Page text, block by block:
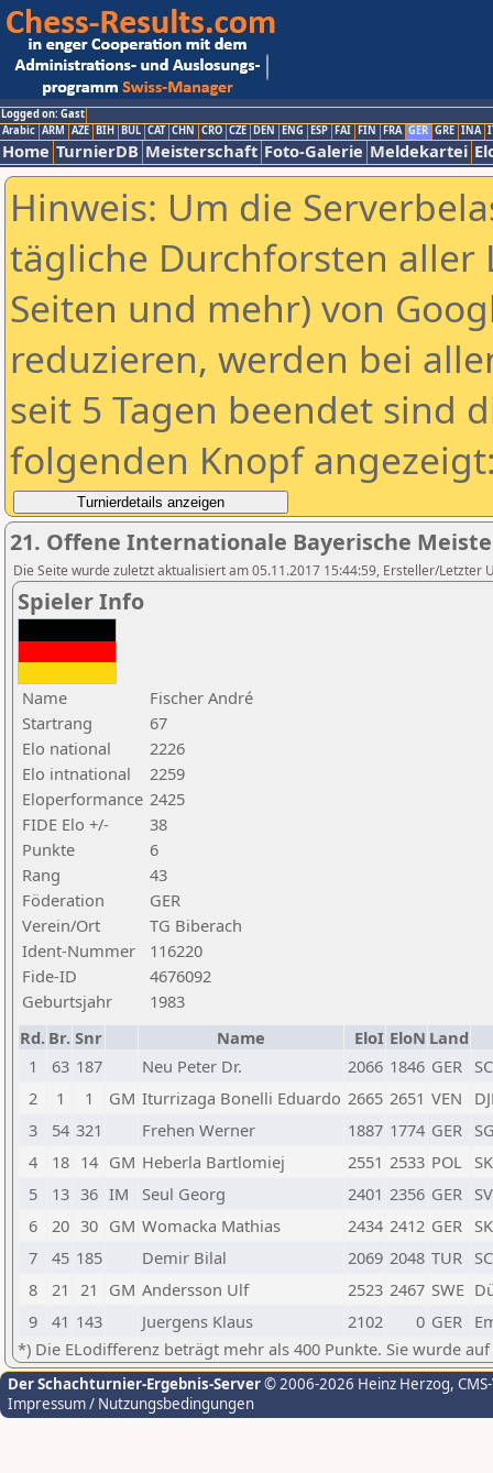
Logged on: Gast
Arabic ARM AZE BIH BUL CAT CHN CRO CZE DEN ENG ESP FAI FIN FRA GER GRE INA
Home TurnierDB Meisterschaft Foto-Galerie Meldekartei
Hinweis: Um die
tägliche Durchforsten aller
Seiten und mehr) von
reduzieren, werden bei
seit 5 Tagen beendet sind
folgenden Knopf
21. Offene Internationale Bayerische
Die Seite wurde zuletzt aktualisiert am 05.11.2017 15:44:59, Ersteller/Letzter
Spieler Info
Name
Fischer André
Startrang
67
Elo national
2226
Elo intnational
2259
Eloperformance 2425
FIDE Elo +/-
38
Punkte
6
Rang
43
Föderation
GER
Verein/Ort
TG Biberach
Ident-Nummer
116220
Fide-ID
4676092
Geburtsjahr
1983
Rd. Br. Snr Name EloI EloN Land
1
63 187 Neu Peter Dr. 2066 1846 GER
2
1 1 GM Iturrizaga Bonelli Eduardo 2665 2651 VEN
3
54 321 Frehen Werner 1887 1774 GER
4
18 14 GM Heberla Bartlomiej 2551 2533 POL
5
13 36 IM Seul Georg 2401 2356 GER
6
20 30 GM Womacka Mathias 2434 2412 GER
7
45 185 Demir Bilal 2069 2048 TUR
8
21 21 GM Andersson Ulf 2523 2467 SWE
9
41 143 Juergens Klaus 2102 0 GER
*) Die ELodifferenz beträgt mehr als 400 Punkte. Sie wurde
Der Schachturnier-Ergebnis-Server© 2006-2026 Heinz Herzog,
Impressum / Nutzungsbedingungen